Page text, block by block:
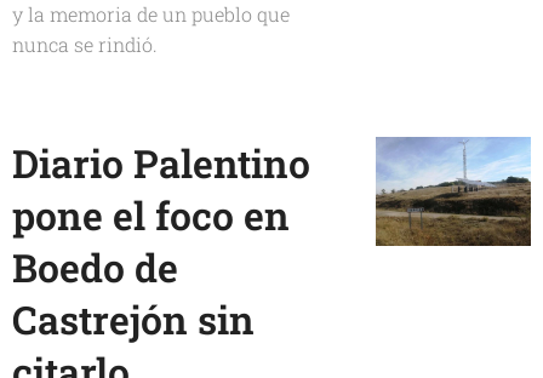
y la memoria de un pueblo que
nunca se rindió.
Diario Palentino
pone el foco en
Boedo de
Castrejón sin